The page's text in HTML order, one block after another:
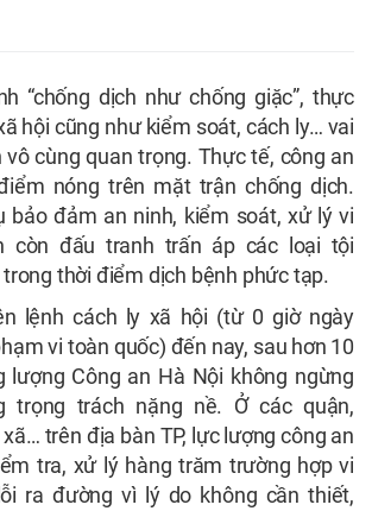
“chống dịch như chống giặc”, thực
hội cũng như kiểm soát, cách ly… vai
cùng quan trọng. Thực tế, công an
nóng trên mặt trận chống dịch.
bảo đảm an ninh, kiểm soát, xử lý vi
còn đấu tranh trấn áp các loại tội
thời điểm dịch bệnh phức tạp.
lệnh cách ly xã hội (từ 0 giờ ngày
vi toàn quốc) đến nay, sau hơn 10
lượng Công an Hà Nội không ngừng
trọng trách nặng nề. Ở các quận,
trên địa bàn TP, lực lượng công an
tra, xử lý hàng trăm trường hợp vi
ra đường vì lý do không cần thiết,